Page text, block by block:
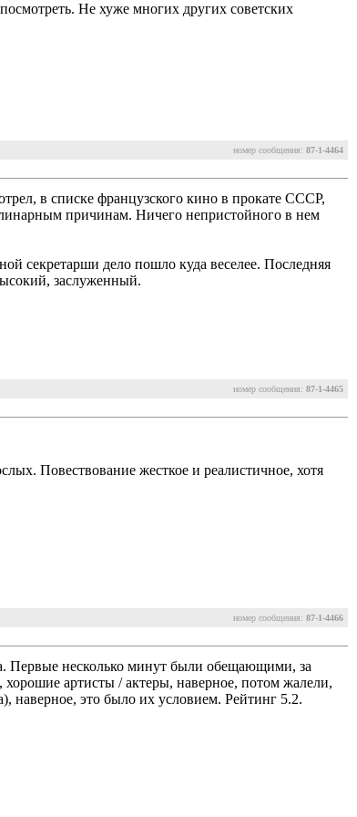
Не хуже многих других советских
номер сообщения: 87-1-4464
в списке французского кино в прокате СССР,
причинам. Ничего непристойного в нем
секретарши дело пошло куда веселее. Последняя
заслуженный.
номер сообщения: 87-1-4465
Повествование жесткое и реалистичное, хотя
номер сообщения: 87-1-4466
Первые несколько минут были обещающими, за
артисты / актеры, наверное, потом жалели,
наверное, это было их условием. Рейтинг 5.2.